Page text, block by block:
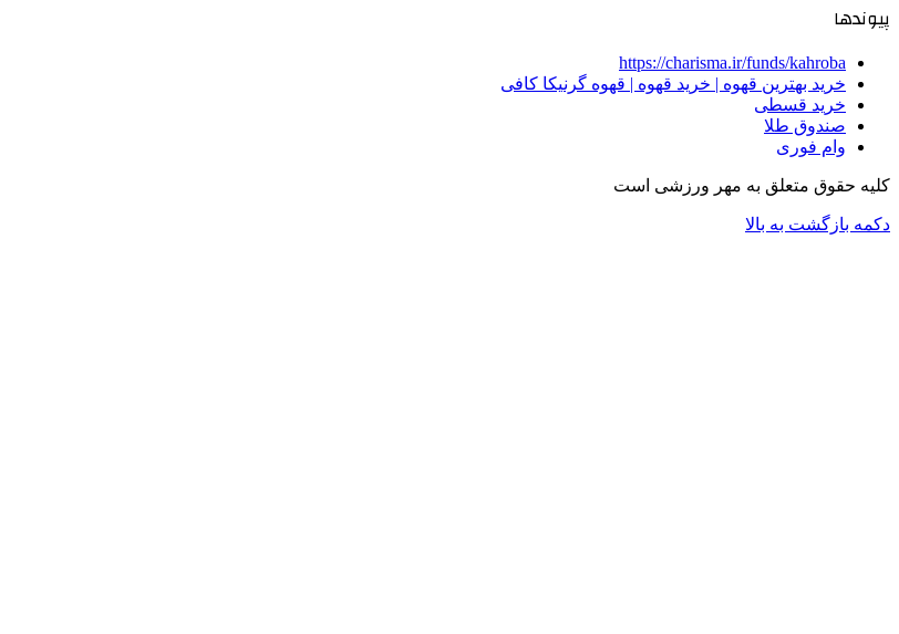
پیوندها
https://charisma.ir/funds/kahroba
خرید بهترین قهوه | خرید قهوه | قهوه گرنیکا کافی
خرید قسطی
صندوق طلا
وام فوری
کلیه حقوق متعلق به مهر ورزشی است
دکمه بازگشت به بالا